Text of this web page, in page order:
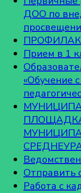
ДОО по
Прием в 1
«Обучение
Отправить
Работа с